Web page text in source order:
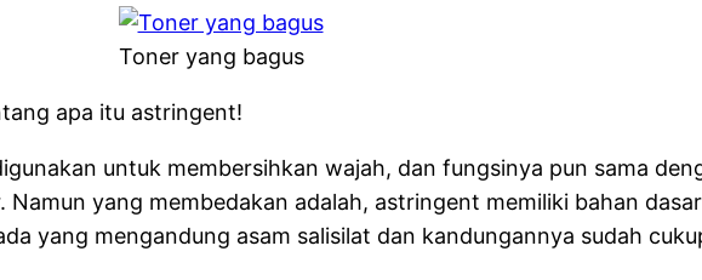
Toner yang bagus
apa itu astringent!
untuk membersihkan wajah, dan fungsinya pun sama
yang membedakan adalah, astringent memiliki bahan
yang mengandung asam salisilat dan kandungannya sudah